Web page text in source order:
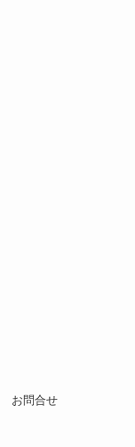
お問合せ